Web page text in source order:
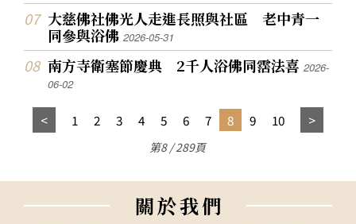
大慈佛社佛光人走進長照與社區 老中青一
同參與浴佛2026-05-31
南方寺衛塞節慶典 2千人浴佛同霑法喜2026-
06-02
1 2 3 4 5 6 7 8 9 10
第8 / 289頁
關於我們